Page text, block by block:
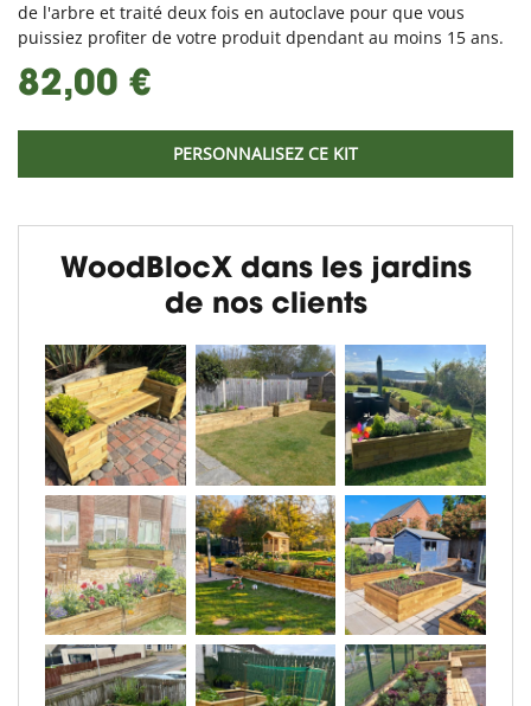
de l'arbre et traité deux fois en autoclave pour que vous
puissiez profiter de votre produit dpendant au moins 15 ans.
82,00 €
PERSONNALISEZ CE KIT
WoodBlocX dans les jardins
de nos clients